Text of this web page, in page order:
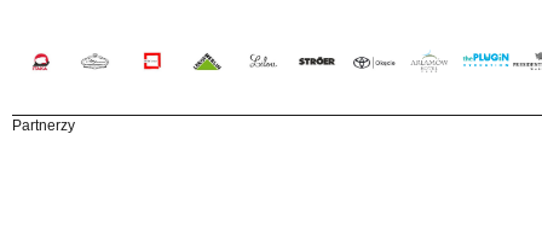
Partnerzy